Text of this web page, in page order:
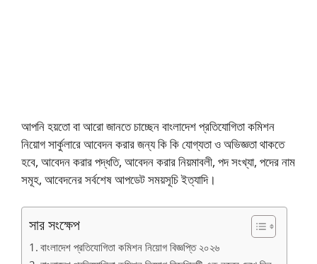
আপনি হয়তো বা আরো জানতে চাচ্ছেন বাংলাদেশ প্রতিযোগিতা কমিশন
নিয়োগ সার্কুলারে আবেদন করার জন্য কি কি যোগ্যতা ও অভিজ্ঞতা থাকতে
হবে, আবেদন করার পদ্ধতি, আবেদন করার নিয়মাবলী, পদ সংখ্যা, পদের নাম
সমূহ, আবেদনের সর্বশেষ আপডেট সময়সূচি ইত্যাদি।
সার সংক্ষেপ
বাংলাদেশ প্রতিযোগিতা কমিশন নিয়োগ বিজ্ঞপ্তি ২০২৬